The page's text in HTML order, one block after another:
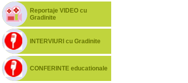
Reportaje VIDEO cu
Gradinite
INTERVIURI cu Gradinite
CONFERINTE educationale